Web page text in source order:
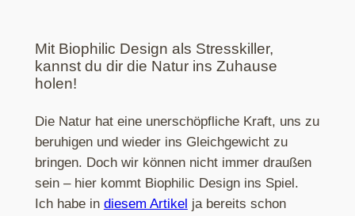
Mit Biophilic Design als Stresskiller,
kannst du dir die Natur ins Zuhause
holen!
Die Natur hat eine unerschöpfliche Kraft, uns zu
beruhigen und wieder ins Gleichgewicht zu
bringen. Doch wir können nicht immer draußen
sein – hier kommt Biophilic Design ins Spiel.
Ich habe in diesem Artikel ja bereits schon